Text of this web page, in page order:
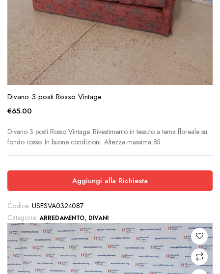
Divano 3 posti Rosso Vintage
€65.00
Divano 3 posti Rosso Vintage. Rivestimento in tessuto a tema floreale su
fondo rosso. In buone condizioni. Altezza massima 85
Aggiungi alla Richiesta
Codice: USESVA0324087
Categorie: ARREDAMENTO, DIVANI